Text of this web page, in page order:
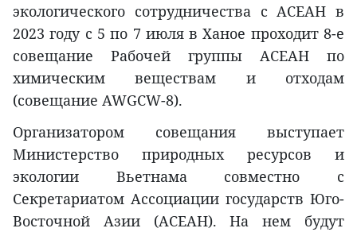
экологического сотрудничества с АСЕАН в
2023 году с 5 по 7 июля в Ханое проходит 8-е
совещание Рабочей группы АСЕАН по
химическим веществам и отходам
(совещание AWGCW-8).
Организатором совещания выступает
Министерство природных ресурсов и
экологии Вьетнама совместно с
Секретариатом Ассоциации государств Юго-
Восточной Азии (АСЕАН). На нем будут